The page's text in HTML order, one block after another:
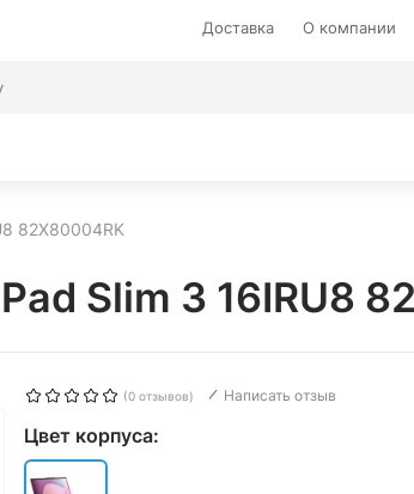
Доставка О компании
82X80004RK
Slim 3 16IRU8
(0 отзывов) Написать отзыв
Цвет корпуса: